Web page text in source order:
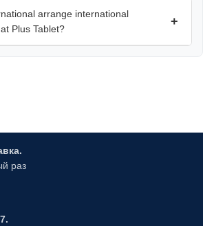
arrange international
Plus Tablet?
+
раз